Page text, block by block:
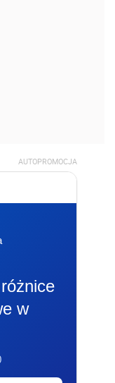
AUTOPROMOCJA
w